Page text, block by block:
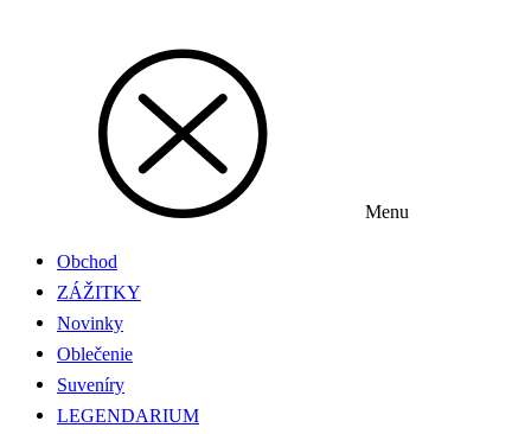
Menu
Obchod
ZÁŽITKY
Novinky
Oblečenie
Suveníry
LEGENDARIUM